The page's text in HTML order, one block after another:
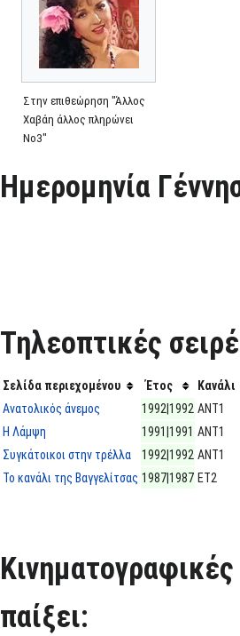
Στην επιθεώρηση "Άλλος
Χαβάη άλλος πληρώνει
Νο3"
Ημερομηνία
Τηλεοπτικές
Σελίδα περιεχομένου Έτος
Κανάλι
Ανατολικός άνεμος
1992|1992 ΑΝΤ1
Η Λάμψη
1991|1991 ΑΝΤ1
Συγκάτοικοι στην τρέλλα
1992|1992 ΑΝΤ1
Το κανάλι της Βαγγελίτσας 1987|1987 ΕΤ2
Κινηματογραφικές
παίξει: